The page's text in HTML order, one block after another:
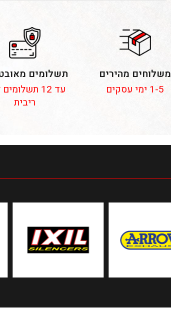
משלוחים מהירים
1-5 ימי עסקים
תשלומים
עד 12
ריבית